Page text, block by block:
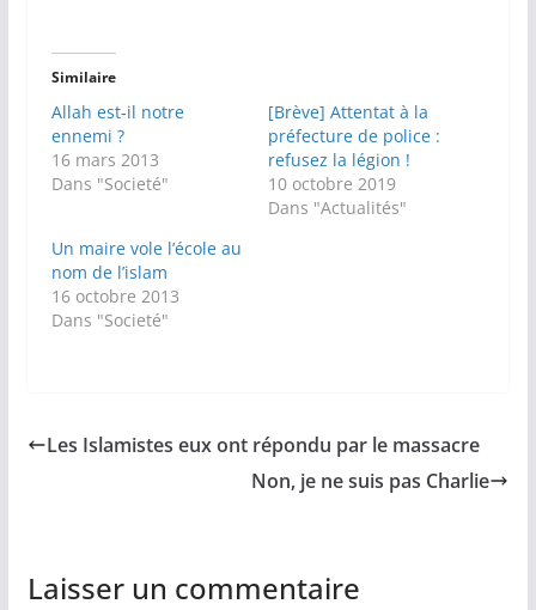
Similaire
Allah est-il notre
ennemi ?
16 mars 2013
Dans "Societé"
[Brève] Attentat à la
préfecture de police :
refusez la légion !
10 octobre 2019
Dans "Actualités"
Un maire vole l’école au
nom de l’islam
16 octobre 2013
Dans "Societé"
Les Islamistes eux ont répondu par le massacre
Non, je ne suis pas Charlie
Laisser un commentaire